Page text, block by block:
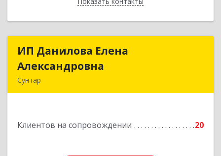
ИП Данилова Елена
Александровна
Сунтар
Клиентов на сопровождении 20
ИП Данилова Елена